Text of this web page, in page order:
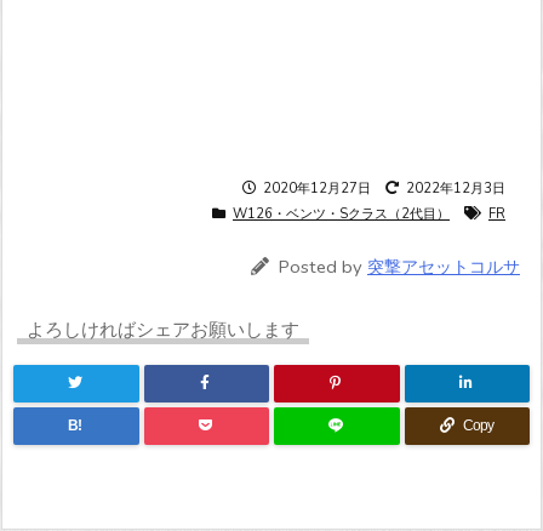
2020年12月27日
2022年12月3日
W126・ベンツ・Sクラス（2代目）
FR
Posted by 突撃アセットコルサ
よろしければシェアお願いします
B! Copy